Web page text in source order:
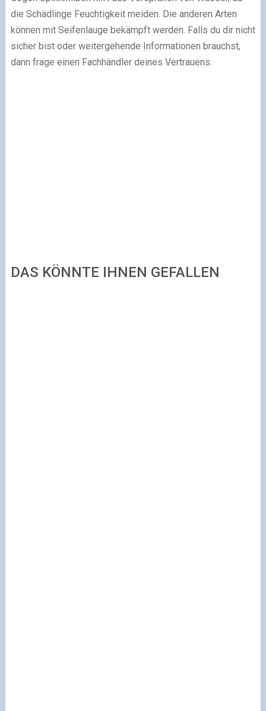
die Schädlinge Feuchtigkeit meiden. Die anderen Arten
können mit Seifenlauge bekämpft werden. Falls du dir nicht
sicher bist oder weitergehende Informationen brauchst,
dann frage einen Fachhändler deines Vertrauens.
DAS KÖNNTE IHNEN GEFALLEN